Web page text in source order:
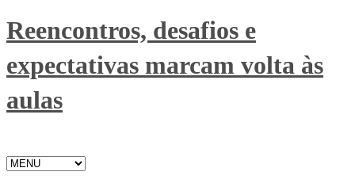
Reencontros, desafios e
expectativas marcam volta às
aulas